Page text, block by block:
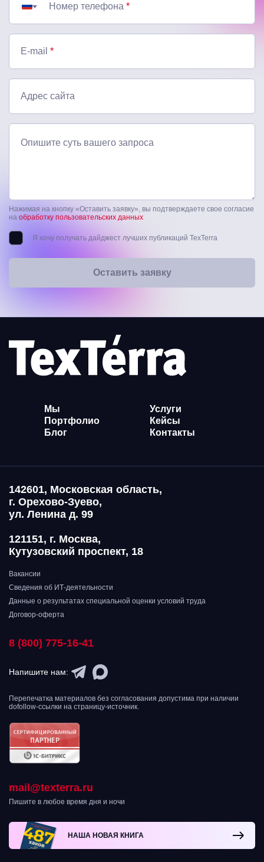
Номер телефона *
E-mail *
Адрес сайта
Опишите суть вашего запроса
Нажимая на кнопку «Оставить заявку», вы подтверждаете свое согласие
на обработку пользовательских данных
Я хочу получать дайджест лучших публикаций TexTerra
Оставить заявку
Мы
Услуги
Портфолио
Кейсы
Блог
Контакты
142601, Московская область,
г. Орехово-Зуево,
ул. Ленина д. 99
121151, г. Москва,
Кутузовский проспект, 18
Вакансии
Сведения об ИТ-деятельности
Данные о результатах специальной оценки условий труда
Договор-оферта
8 (800) 775-16-41
Напишите нам:
Перепечатка материалов без согласования допустима при наличии
dofollow-ссылки на страницу-источник.
mail@texterra.ru
Пишите в любое время дня и ночи
НАША НОВАЯ КНИГА